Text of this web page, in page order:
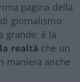
pagina della
giornalismo
grande: è la
realtà che un
maniera anche